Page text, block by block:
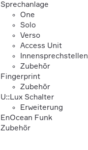
Sprechanlage
One
Solo
Verso
Access Unit
Innensprechstellen
Zubehör
Fingerprint
Zubehör
U::Lux Schalter
Erweiterung
EnOcean Funk
Zubehör